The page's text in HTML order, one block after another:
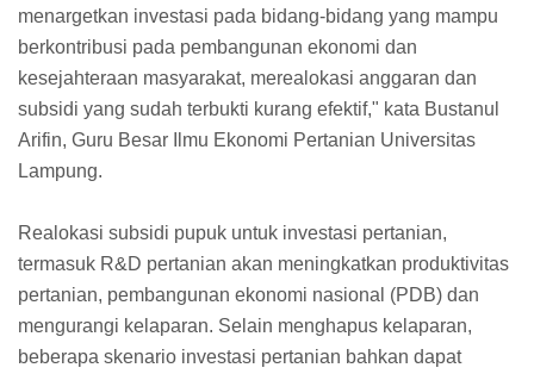
menargetkan investasi pada bidang-bidang yang mampu
berkontribusi pada pembangunan ekonomi dan
kesejahteraan masyarakat, merealokasi anggaran dan
subsidi yang sudah terbukti kurang efektif," kata Bustanul
Arifin, Guru Besar Ilmu Ekonomi Pertanian Universitas
Lampung.
Realokasi subsidi pupuk untuk investasi pertanian,
termasuk R&D pertanian akan meningkatkan produktivitas
pertanian, pembangunan ekonomi nasional (PDB) dan
mengurangi kelaparan. Selain menghapus kelaparan,
beberapa skenario investasi pertanian bahkan dapat